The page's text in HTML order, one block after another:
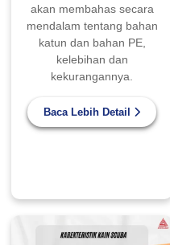
akan membahas secara
mendalam tentang bahan
katun dan bahan PE,
kelebihan dan
kekurangannya.
Baca Lebih Detail